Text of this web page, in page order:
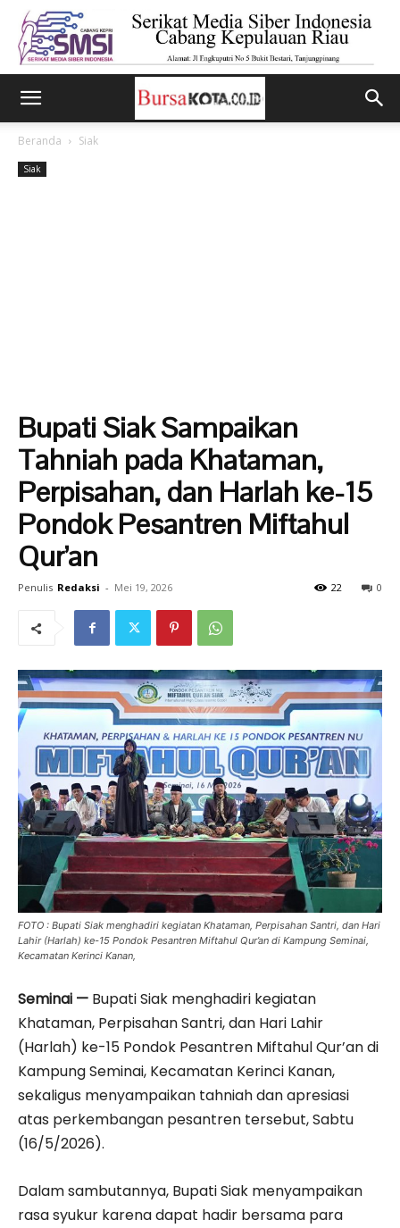
Beranda Siak
Siak
Bupati Siak Sampaikan
Tahniah pada Khataman,
Perpisahan, dan Harlah ke-15
Pondok Pesantren Miftahul
Qur’an
Penulis Redaksi - Mei 19, 2026 0
22
FOTO : Bupati Siak menghadiri kegiatan Khataman, Perpisahan Santri, dan Hari
Lahir (Harlah) ke-15 Pondok Pesantren Miftahul Qur’an di Kampung Seminai,
Kecamatan Kerinci Kanan,
Seminai — Bupati Siak menghadiri kegiatan
Khataman, Perpisahan Santri, dan Hari Lahir
(Harlah) ke-15 Pondok Pesantren Miftahul Qur’an di
Kampung Seminai, Kecamatan Kerinci Kanan,
sekaligus menyampaikan tahniah dan apresiasi
atas perkembangan pesantren tersebut, Sabtu
(16/5/2026).
Dalam sambutannya, Bupati Siak menyampaikan
rasa syukur karena dapat hadir bersama para